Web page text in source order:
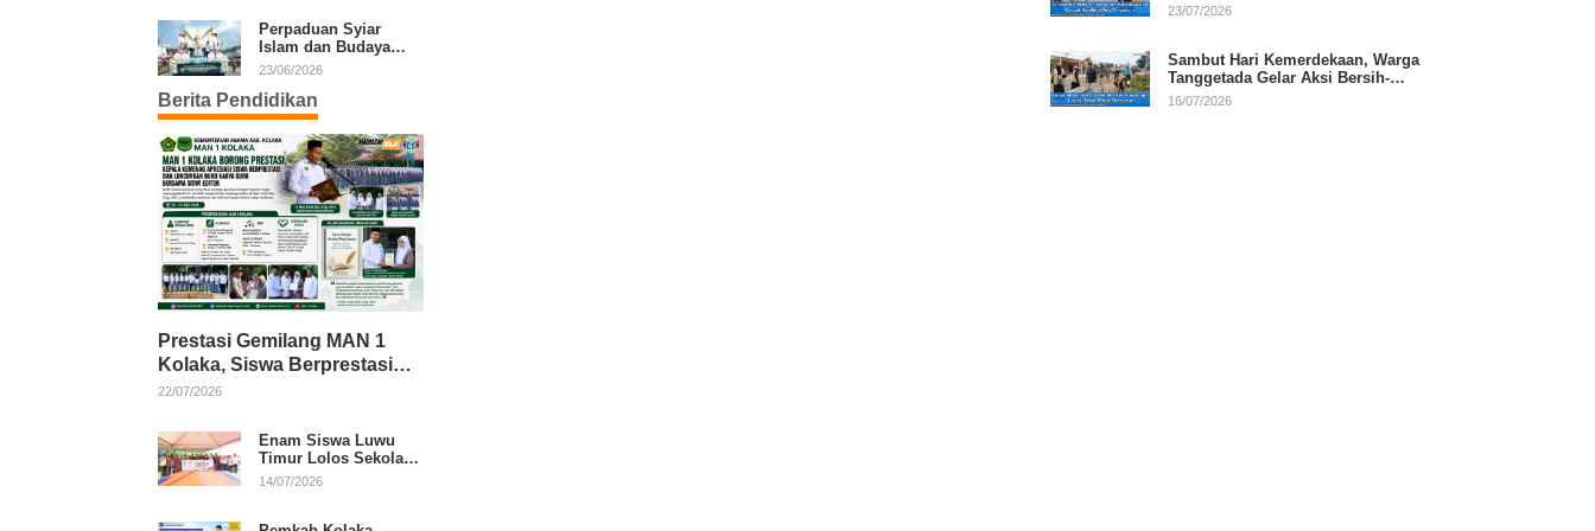
Perpaduan Syiar
Islam dan Budaya
Warnai Pawai Ta’aruf
23/06/2026
Berita Pendidikan
Prestasi Gemilang MAN 1
Kolaka, Siswa Berprestasi
dan Guru Berkarya Raih
22/07/2026
Enam Siswa Luwu
Timur Lolos Sekolah
Rakyat, Bupati: Jaga
14/07/2026
RI
23/07/2026
Sambut Hari Kemerdekaan, Warga
Tanggetada Gelar Aksi Bersih-
Bersih Desa
16/07/2026